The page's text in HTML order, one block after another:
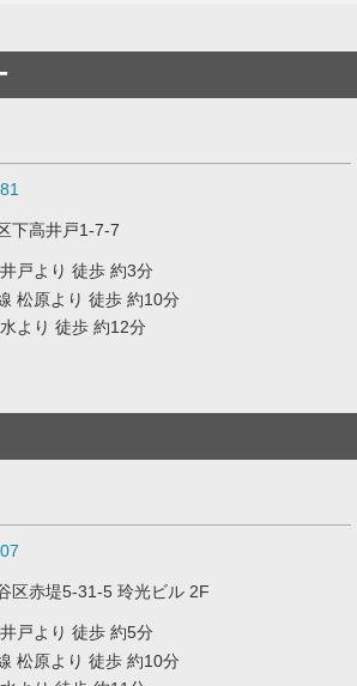
下高井戸1-7-7
戸より 徒歩 約3分
松原より 徒歩 約10分
より 徒歩 約12分
区赤堤5-31-5 玲光ビル 2F
戸より 徒歩 約5分
松原より 徒歩 約10分